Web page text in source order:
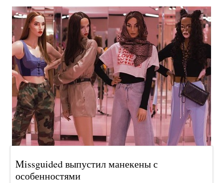
Missguided выпустил манекены с
особенностями